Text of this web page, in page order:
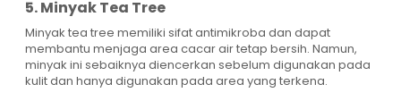
5. Minyak Tea Tree
Minyak tea tree memiliki sifat antimikroba dan dapat
membantu menjaga area cacar air tetap bersih. Namun,
minyak ini sebaiknya diencerkan sebelum digunakan pada
kulit dan hanya digunakan pada area yang terkena.